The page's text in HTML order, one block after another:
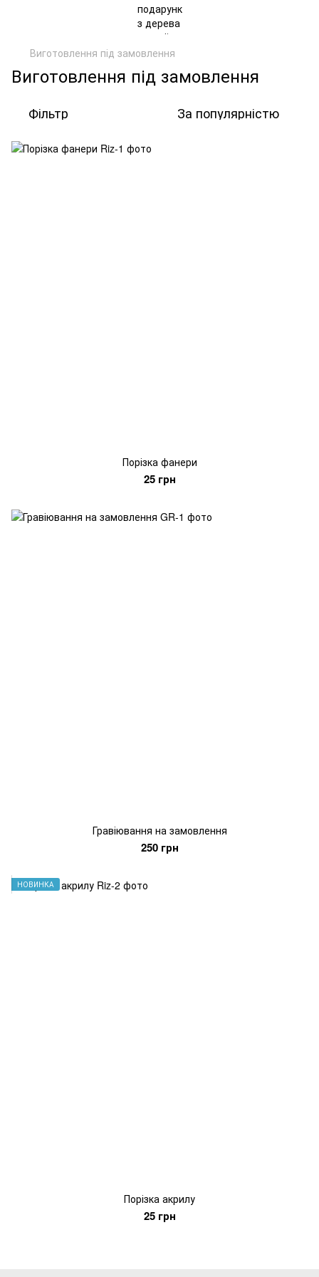
Виготовлення під замовлення
Виготовлення під замовлення
Фільтр За популярністю
Порізка фанери
25 грн
Гравіювання на замовлення
250 грн
НОВИНКА
Порізка акрилу
25 грн